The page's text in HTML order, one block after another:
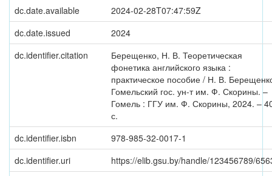
dc.date.available
2024-02-28T07:47:59Z
dc.date.issued
2024
dc.identifier.citation
Берещенко, Н. В. Теоретическая
фонетика английского языка :
практическое пособие / Н. В.
Гомельский гос. ун-т им. Ф. Скорины. –
Гомель : ГГУ им. Ф. Скорины, 2024. –
с.
dc.identifier.isbn
978-985-32-0017-1
dc.identifier.uri
https://elib.gsu.by/handle/123456789/